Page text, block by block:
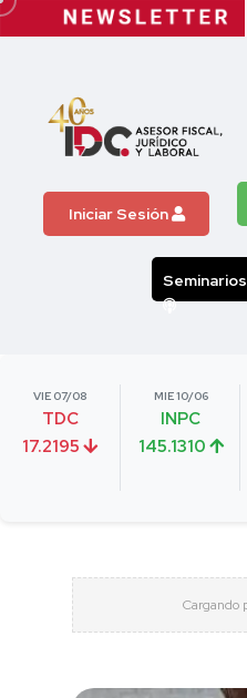
Iniciar Sesión
Seminarios
VIE 07/08
TDC
17.2195
MIE 10/06
INPC
145.1310